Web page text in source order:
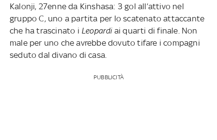
Kalonji, 27enne da Kinshasa: 3 gol all’attivo nel
gruppo C, uno a partita per lo scatenato attaccante
che ha trascinato i Leopardiai quarti di finale. Non
male per uno che avrebbe dovuto tifare i compagni
seduto dal divano di casa.
PUBBLICITÀ